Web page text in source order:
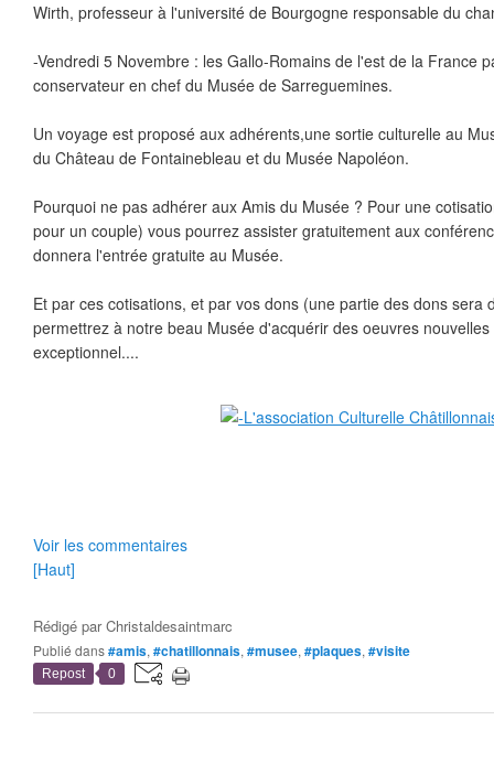
Wirth, professeur à l'université de Bourgogne responsable du
-Vendredi 5 Novembre : les Gallo-Romains de l'est de la France
conservateur en chef du Musée de Sarreguemines.
Un voyage est proposé aux adhérents,une sortie culturelle au
du Château de Fontainebleau et du Musée Napoléon.
Pourquoi ne pas adhérer aux Amis du Musée ? Pour une
pour un couple) vous pourrez assister gratuitement aux
donnera l'entrée gratuite au Musée.
Et par ces cotisations, et par vos dons (une partie des dons sera
permettrez à notre beau Musée d'acquérir des oeuvres
exceptionnel....
Voir les commentaires
[Haut]
Rédigé parChristaldesaintmarc
Publié dans#amis, #chatillonnais, #musee, #plaques, #visite
Repost 0